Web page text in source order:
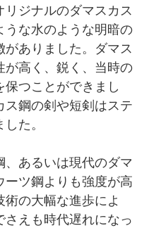
ジナルのダマスカス
な水のような明暗の
ありました。ダマス
が高く、鋭く、当時の
つことができまし
鋼の剣や短剣はステ
た。
、あるいは現代のダマ
ツ鋼よりも強度が高
の大幅な進歩によ
さえも時代遅れになっ